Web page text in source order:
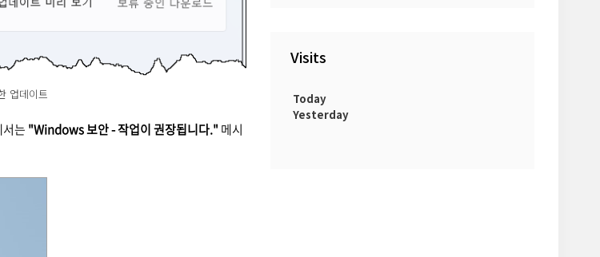
Visits
Today
Yesterday
업데이트
는 "Windows 보안 - 작업이 권장됩니다." 메시